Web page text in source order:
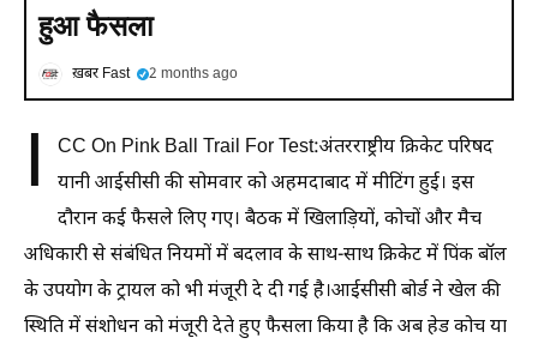
हुआ फैसला
ख़बर Fast 2 months ago
I
CC On Pink Ball Trail For Test:अंतरराष्ट्रीय क्रिकेट परिषद
यानी आईसीसी की सोमवार को अहमदाबाद में मीटिंग हुई। इस
दौरान कई फैसले लिए गए। बैठक में खिलाड़ियों, कोचों और मैच
अधिकारी से संबंधित नियमों में बदलाव के साथ-साथ क्रिकेट में पिंक बॉल
के उपयोग के ट्रायल को भी मंजूरी दे दी गई है।आईसीसी बोर्ड ने खेल की
स्थिति में संशोधन को मंजूरी देते हुए फैसला किया है कि अब हेड कोच या